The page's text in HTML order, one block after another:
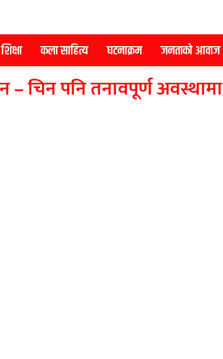
शिक्षा कला साहित्य घटनाक्रम जनताको आवाज
– चिन पनि तनावपूर्ण अवस्थामा